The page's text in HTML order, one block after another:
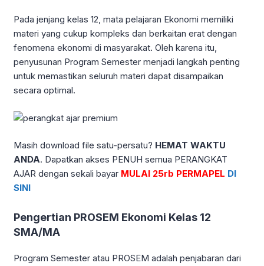
Pada jenjang kelas 12, mata pelajaran Ekonomi memiliki
materi yang cukup kompleks dan berkaitan erat dengan
fenomena ekonomi di masyarakat. Oleh karena itu,
penyusunan Program Semester menjadi langkah penting
untuk memastikan seluruh materi dapat disampaikan
secara optimal.
Masih download file satu-persatu? HEMAT WAKTU
ANDA. Dapatkan akses PENUH semua PERANGKAT
AJAR dengan sekali bayar MULAI 25rb PERMAPEL DI
SINI
Pengertian PROSEM Ekonomi Kelas 12
SMA/MA
Program Semester atau PROSEM adalah penjabaran dari